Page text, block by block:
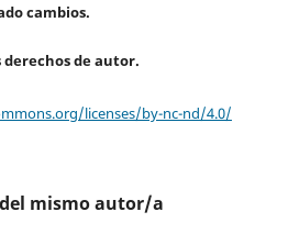
cambios.
derechos de autor.
licenses/by-nc-nd/4.0/
mismo autor/a